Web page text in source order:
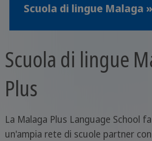
Scuola di lingue Malaga »
Scuola di lingue
Plus
La Malaga Plus Language School
un'ampia rete di scuole partner